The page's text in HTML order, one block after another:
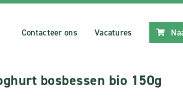
Contacteer ons Vacatures
bosbessen bio 150g